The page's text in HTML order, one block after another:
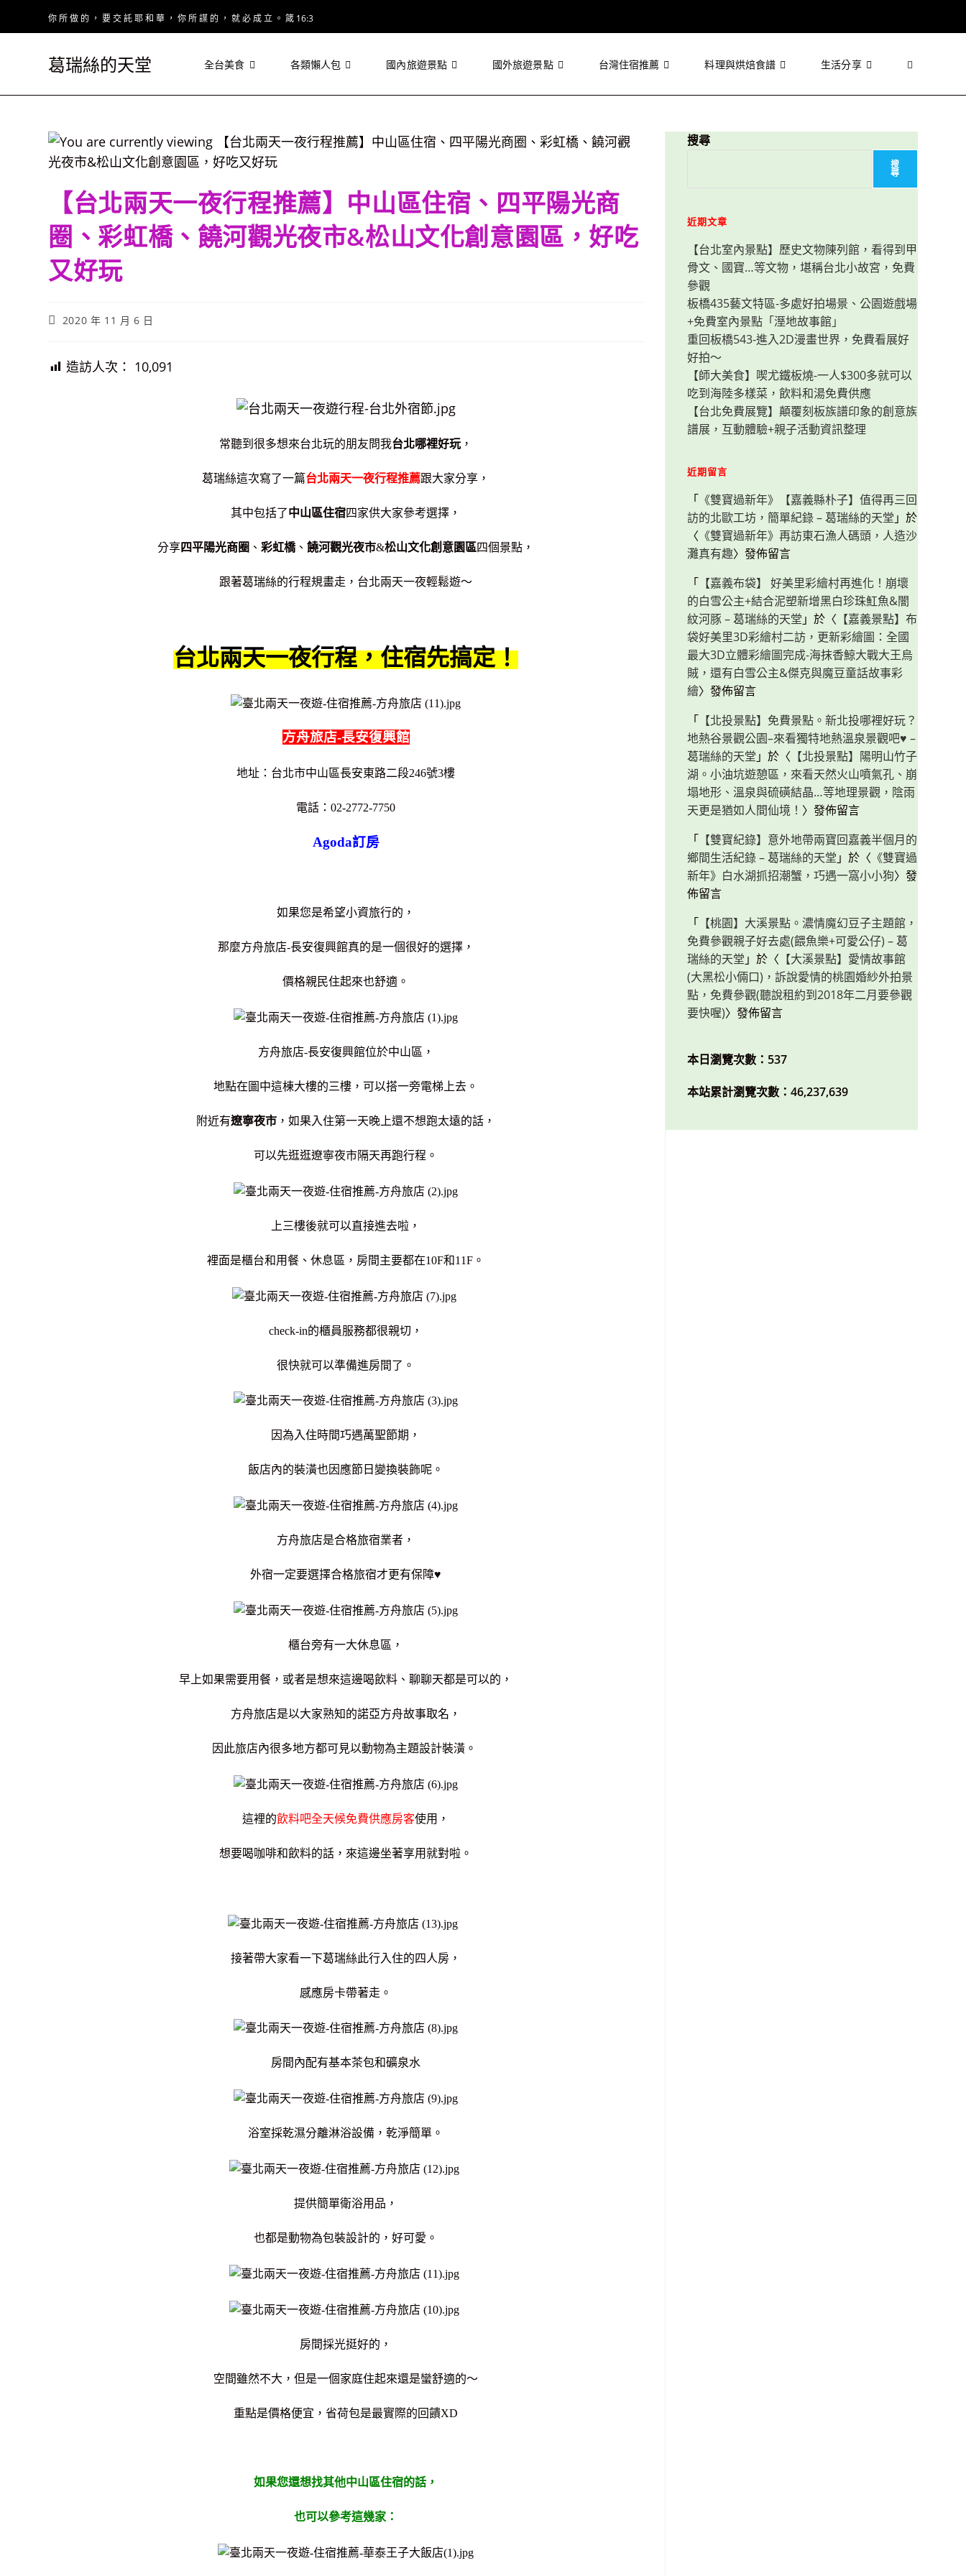
你 所 做 的 ， 要 交 託 耶 和 華 ， 你 所 謀 的 ， 就 必 成 立 。 箴 16:3
葛瑞絲的天堂 全台美食 各類懶人包 國內旅遊景點 國外旅遊景點 台灣住宿推薦 料理與烘焙食譜 生活分享 Toggle
search
【台北兩天一夜行程推薦】中山區住宿、四平陽光商
圈、彩虹橋、饒河觀光夜市&松山文化創意園區，好吃
又好玩
Post2020 年 11 月 6 日
造訪人次： 10,091
常聽到很多想來台北玩的朋友問我台北哪裡好玩，
葛瑞絲這次寫了一篇台北兩天一夜行程推薦跟大家分享，
其中包括了中山區住宿四家供大家參考選擇，
分享四平陽光商圈 、彩虹橋、饒河觀光夜市&松山文化創意園區四個景點，
跟著葛瑞絲的行程規畫走，台北兩天一夜輕鬆遊～
台北兩天一夜行程，住宿先搞定！
方舟旅店-長安復興館
地址：台北市中山區長安東路二段246號3樓
電話：02-2772-7750
Agoda訂房
如果您是希望小資旅行的，
那麼方舟旅店-長安復興館真的是一個很好的選擇，
價格親民住起來也舒適。
方舟旅店-長安復興館位於中山區，
地點在圖中這棟大樓的三樓，可以搭一旁電梯上去。
附近有遼寧夜市 ，如果入住第一天晚上還不想跑太遠的話，
可以先逛逛遼寧夜市隔天再跑行程。
上三樓後就可以直接進去啦，
裡面是櫃台和用餐、休息區， 房間主要都在10F和11F。
check-in的櫃員服務都很親切，
很快就可以準備進房間了。
因為入住時間巧遇萬聖節期，
飯店內的裝潢也因應節日變換裝飾呢。
方舟旅店是合格旅宿業者，
外宿一定要選擇合格旅宿才更有保障♥
櫃台旁有一大休息區，
早上如果需要用餐，或者是想來這邊喝飲料、聊聊天都是可以的，
方舟旅店是以大家熟知的諾亞方舟故事取名，
因此旅店內很多地方都可見以動物為主題設計裝潢。
這裡的飲料吧全天候免費供應房客使用，
想要喝咖啡和飲料的話， 來這邊坐著享用就對啦。
接著帶大家看一下葛瑞絲此行入住的四人房，
感應房卡帶著走。
房間內配有基本茶包和礦泉水
浴室採乾濕分離淋浴設備，乾淨簡單。
提供簡單衛浴用品，
也都是動物為包裝設計的，好可愛。
房間採光挺好的，
空間雖然不大，但是一個家庭住起來還是蠻舒適的～
重點是價格便宜，省荷包是最實際的回饋XD
如果您還想找其他中山區住宿的話，
也可以參考這幾家：
搜尋
搜
尋
近期文章
【台北室內景點】歷史文物陳列館，看得到甲
骨文、國寶…等文物，堪稱台北小故宮，免費
參觀
板橋435藝文特區-多處好拍場景、公園遊戲場
+免費室內景點「溼地故事館」
重回板橋543-進入2D漫畫世界，免費看展好
好拍～
【師大美食】喫尤鐵板燒-一人$300多就可以
吃到海陸多樣菜，飲料和湯免費供應
【台北免費展覽】顛覆刻板族譜印象的創意族
譜展，互動體驗+親子活動資訊整理
近期留言
「 《雙寶過新年》【嘉義縣朴子】值得再三回
訪的北歐工坊，簡單紀錄 – 葛瑞絲的天堂 」於
〈 《雙寶過新年》再訪東石漁人碼頭，人造沙
灘真有趣〉發佈留言
「 【嘉義布袋】 好美里彩繪村再進化！崩壞
的白雪公主+結合泥塑新增黑白珍珠魟魚&闇
紋河豚 – 葛瑞絲的天堂 」於〈 【嘉義景點】布
袋好美里3D彩繪村二訪，更新彩繪圖：全國
最大3D立體彩繪圖完成-海抹香鯨大戰大王烏
賊，還有白雪公主&傑克與魔豆童話故事彩
繪〉發佈留言
「 【北投景點】免費景點。新北投哪裡好玩？
地熱谷景觀公園–來看獨特地熱溫泉景觀吧♥ –
葛瑞絲的天堂 」於〈 【北投景點】陽明山竹子
湖。小油坑遊憩區，來看天然火山噴氣孔、崩
塌地形、溫泉與硫磺結晶…等地理景觀，陰雨
天更是猶如人間仙境！ 〉發佈留言
「 【雙寶紀錄】意外地帶兩寶回嘉義半個月的
鄉間生活紀錄 – 葛瑞絲的天堂 」於〈 《雙寶過
新年》白水湖抓招潮蟹，巧遇一窩小小狗〉發
佈留言
「 【桃園】大溪景點。濃情魔幻豆子主題館，
免費參觀親子好去處(餵魚樂+可愛公仔) – 葛
瑞絲的天堂 」於〈 【大溪景點】愛情故事館
(大黑松小倆口)，訴說愛情的桃園婚紗外拍景
點，免費參觀(聽說租約到2018年二月要參觀
要快喔)〉發佈留言
本日瀏覽次數：537
本站累計瀏覽次數：46,237,639